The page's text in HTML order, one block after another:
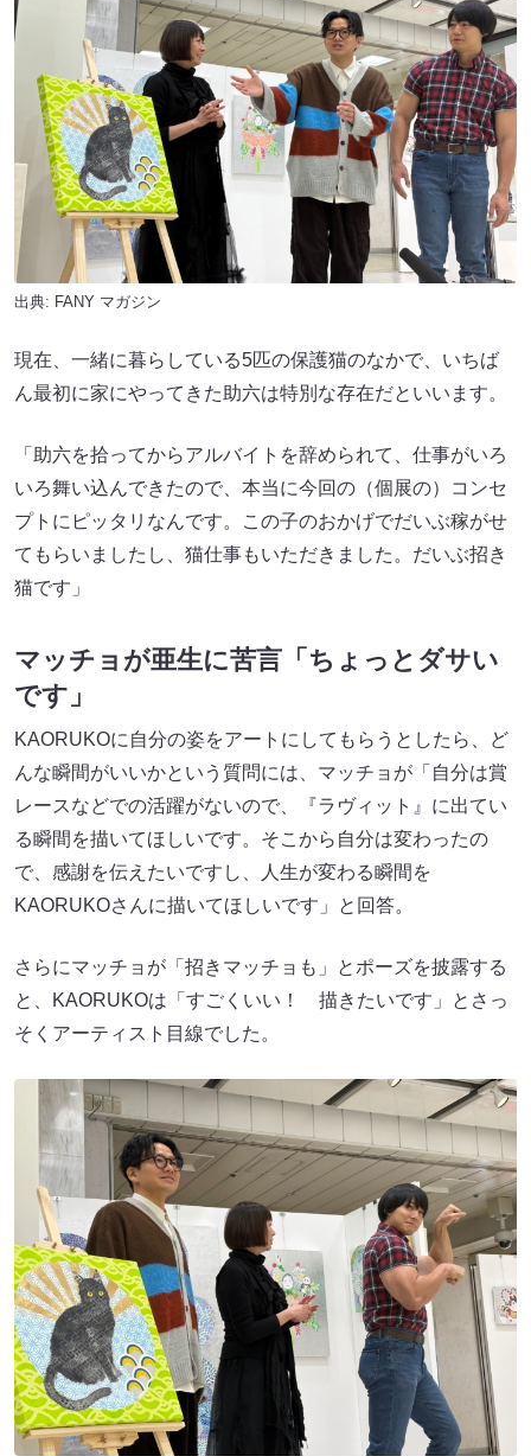
出典: FANY マガジン
現在、一緒に暮らしている5匹の保護猫のなかで、いちば
ん最初に家にやってきた助六は特別な存在だといいます。
「助六を拾ってからアルバイトを辞められて、仕事がいろ
いろ舞い込んできたので、本当に今回の（個展の）コンセ
プトにピッタリなんです。この子のおかげでだいぶ稼がせ
てもらいましたし、猫仕事もいただきました。だいぶ招き
猫です」
マッチョが亜生に苦言「ちょっとダサい
です」
KAORUKOに自分の姿をアートにしてもらうとしたら、ど
んな瞬間がいいかという質問には、マッチョが「自分は賞
レースなどでの活躍がないので、『ラヴィット』に出てい
る瞬間を描いてほしいです。そこから自分は変わったの
で、感謝を伝えたいですし、人生が変わる瞬間を
KAORUKOさんに描いてほしいです」と回答。
さらにマッチョが「招きマッチョも」とポーズを披露する
と、KAORUKOは「すごくいい！ 描きたいです」とさっ
そくアーティスト目線でした。